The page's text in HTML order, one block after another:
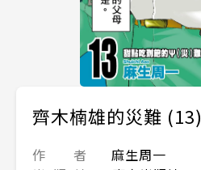
齊木楠雄的災難 (13)
作 者
麻生周一